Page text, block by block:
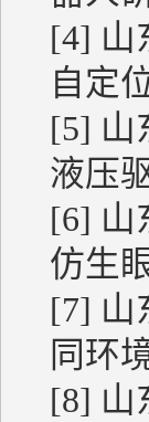
[4] 山
自定
[5] 山
液压
[6] 山
仿生
[7] 山
同环
[8] 山